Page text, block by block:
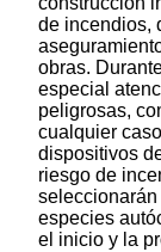
de incendios,
obras.
especial
peligrosas,
cualquier
dispositivos
riesgo de
especies
el inicio y la